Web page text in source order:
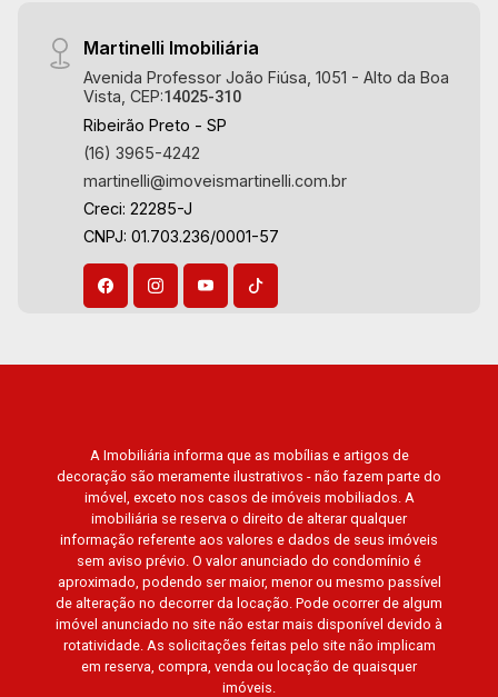
Martinelli Imobiliária
Avenida Professor João Fiúsa, 1051 - Alto da Boa
Vista, CEP:14025-310
Ribeirão Preto - SP
(16) 3965-4242
martinelli@imoveismartinelli.com.br
Creci: 22285-J
CNPJ: 01.703.236/0001-57
A Imobiliária informa que as mobílias e artigos de
decoração são meramente ilustrativos - não fazem parte do
imóvel, exceto nos casos de imóveis mobiliados. A
imobiliária se reserva o direito de alterar qualquer
informação referente aos valores e dados de seus imóveis
sem aviso prévio. O valor anunciado do condomínio é
aproximado, podendo ser maior, menor ou mesmo passível
de alteração no decorrer da locação. Pode ocorrer de algum
imóvel anunciado no site não estar mais disponível devido à
rotatividade. As solicitações feitas pelo site não implicam
em reserva, compra, venda ou locação de quaisquer
imóveis.